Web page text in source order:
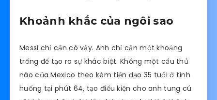
Khoảnh khắc của ngôi sao
Messi chỉ cần có vậy. Anh chỉ cần một khoảng
trống để tạo ra sự khác biệt. Không một cầu thủ
nào của Mexico theo kèm tiền đạo 35 tuổi ở tình
huống tại phút 64, tạo điều kiện cho anh tung cú